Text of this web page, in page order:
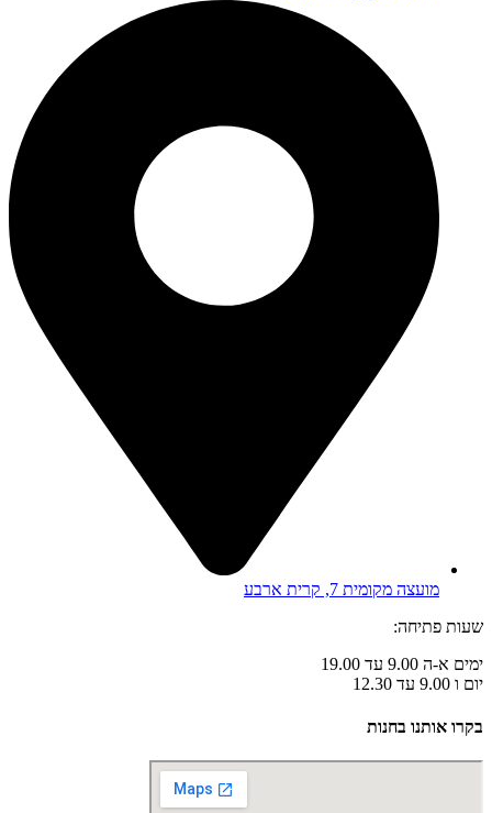
מועצה מקומית 7, קרית ארבע
שעות פתיחה:
ימים א-ה 9.00 עד 19.00
יום ו 9.00 עד 12.30
בקרו אותנו בחנות